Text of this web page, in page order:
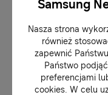
Samsung
Nasza strona
również
zapewnić
Państwo
preferencjami
cookies. W celu